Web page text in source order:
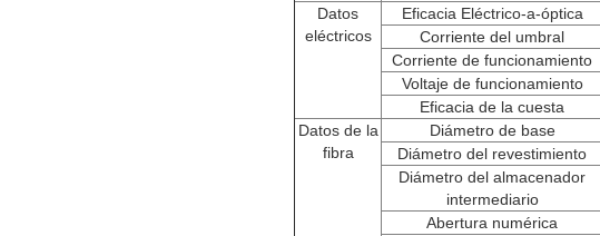
Datos
eléctricos
Eficacia Eléctrico-a-óptica
Corriente del umbral
Corriente de funcionamiento
Voltaje de funcionamiento
Eficacia de la cuesta
Datos de la
fibra
Diámetro de base
Diámetro del revestimiento
Diámetro del almacenador
intermediario
Abertura numérica